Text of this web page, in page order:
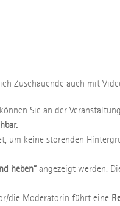
Zuschauende auch mit
Sie an der
um keine störenden
heben“ angezeigt werden.
die Moderatorin führt eine